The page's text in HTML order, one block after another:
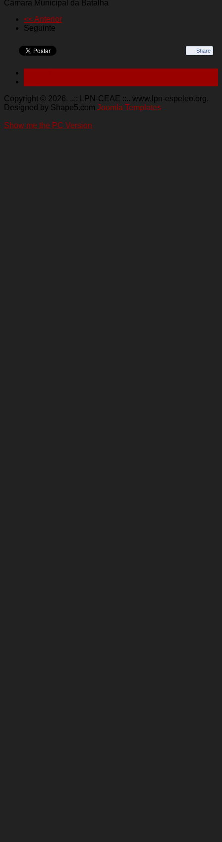
Câmara Municipal da Batalha
<< Anterior
Seguinte
Share
Copyright © 2026. ..:: LPN-CEAE ::.. www.lpn-espeleo.org.
Designed by Shape5.com Joomla Templates
Show me the PC Version